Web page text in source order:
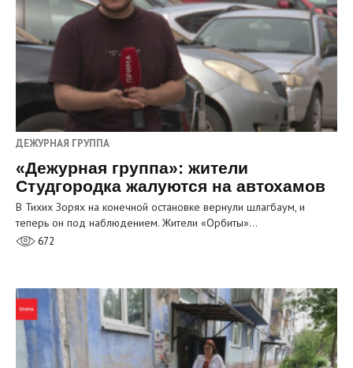
ДЕЖУРНАЯ ГРУППА
«Дежурная группа»: жители
Студгородка жалуются на автохамов
В Тихих Зорях на конечной остановке вернули шлагбаум, и
теперь он под наблюдением. Жители «Орбиты»…
672